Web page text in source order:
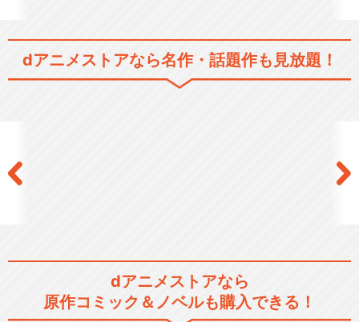
ARIA The BENEDIZIONE
dアニメストアなら名作・話題作も見放題！
dアニメストアなら
原作コミック＆ノベルも購入できる！